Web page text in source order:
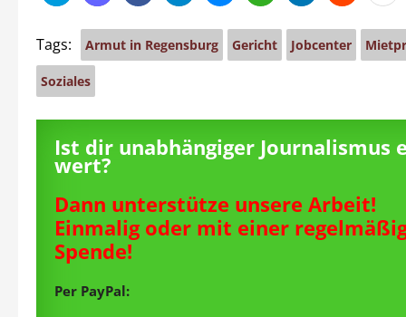
Tags: Armut in Regensburg Gericht Jobcenter
Soziales
Ist dir unabhängiger Journalismus
wert?
Dann unterstütze unsere Arbeit!
Einmalig oder mit einer
Spende!
Per PayPal: